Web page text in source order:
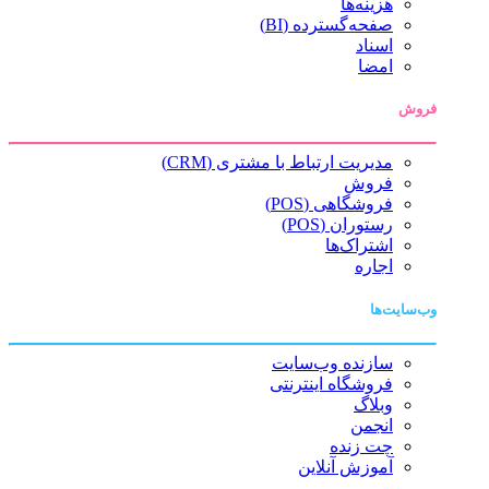
هزینه‌ها
صفحه‌گسترده (BI)
اسناد
امضا
فروش
مدیریت ارتباط با مشتری (CRM)
فروش
فروشگاهی (POS)
رستوران (POS)
اشتراک‌ها
اجاره
وب‌سایت‌ها
سازنده وب‌سایت
فروشگاه اینترنتی
وبلاگ
انجمن
چت زنده
آموزش آنلاین